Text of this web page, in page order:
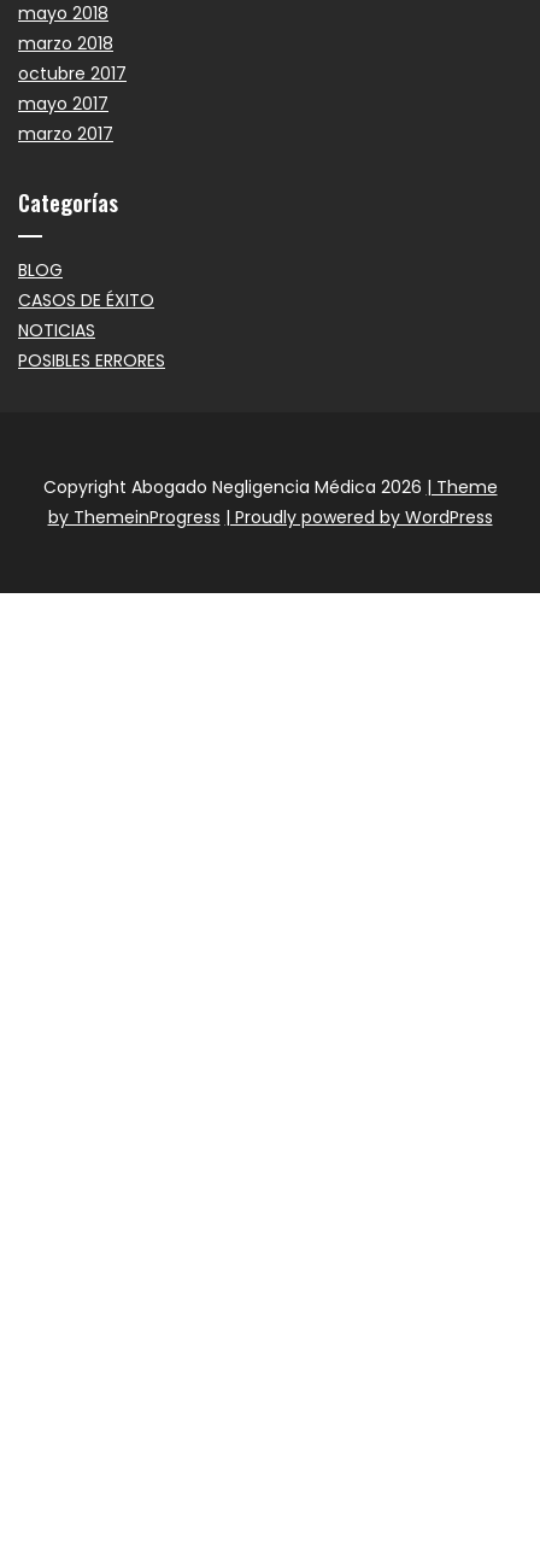
mayo 2018
marzo 2018
octubre 2017
mayo 2017
marzo 2017
Categorías
BLOG
CASOS DE ÉXITO
NOTICIAS
POSIBLES ERRORES
Copyright Abogado Negligencia Médica 2026 | Theme
by ThemeinProgress | Proudly powered by WordPress